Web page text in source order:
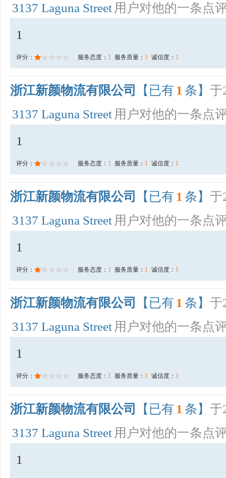
3137 Laguna Street 用户对他的一条点
1
评分： 服务态度： 1 服务质量： 1 诚信度： 1
浙江新颜物流有限公司 【已有 1 条】 于
3137 Laguna Street 用户对他的一条点
1
评分： 服务态度： 1 服务质量： 1 诚信度： 1
浙江新颜物流有限公司 【已有 1 条】 于
3137 Laguna Street 用户对他的一条点
1
评分： 服务态度： 1 服务质量： 1 诚信度： 1
浙江新颜物流有限公司 【已有 1 条】 于
3137 Laguna Street 用户对他的一条点
1
评分： 服务态度： 1 服务质量： 1 诚信度： 1
浙江新颜物流有限公司 【已有 1 条】 于
3137 Laguna Street 用户对他的一条点
1